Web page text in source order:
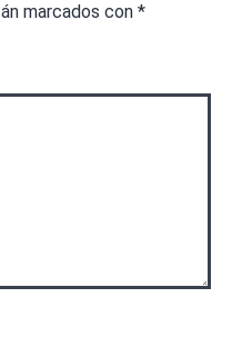
marcados con *